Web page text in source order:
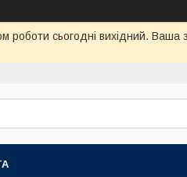
роботи сьогодні вихідний.